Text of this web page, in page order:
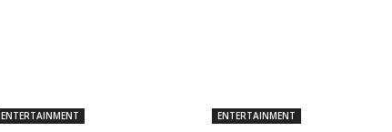
ENTERTAINMENT ENTERTAINMENT